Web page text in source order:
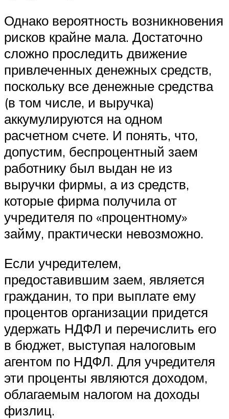
Однако вероятность возникновения
рисков крайне мала. Достаточно
сложно проследить движение
привлеченных денежных средств,
поскольку все денежные средства
(в том числе, и выручка)
аккумулируются на одном
расчетном счете. И понять, что,
допустим, беспроцентный заем
работнику был выдан не из
выручки фирмы, а из средств,
которые фирма получила от
учредителя по «процентному»
займу, практически невозможно.
Если учредителем,
предоставившим заем, является
гражданин, то при выплате ему
процентов организации придется
удержать НДФЛ и перечислить его
в бюджет, выступая налоговым
агентом по НДФЛ. Для учредителя
эти проценты являются доходом,
облагаемым налогом на доходы
физлиц.